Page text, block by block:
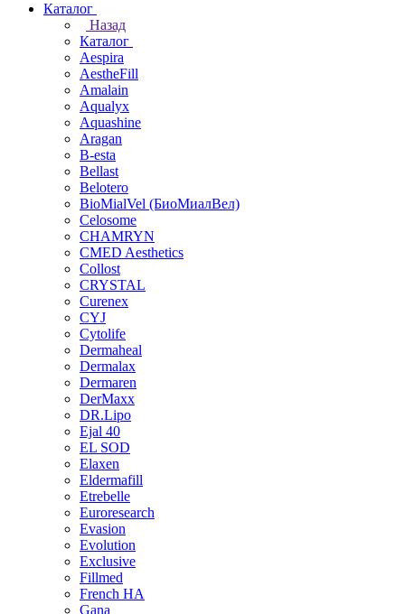
Каталог
Назад
Каталог
Aespira
AestheFill
Amalain
Aqualyx
Aquashine
Aragan
B-esta
Bellast
Belotero
BioMialVel (БиоМиалВел)
Celosome
CHAMRYN
CMED Aesthetics
Collost
CRYSTAL
Curenex
CYJ
Cytolife
Dermaheal
Dermalax
Dermaren
DerMaxx
DR.Lipo
Ejal 40
EL SOD
Elaxen
Eldermafill
Etrebelle
Euroresearch
Evasion
Evolution
Exclusive
Fillmed
French HA
Gana